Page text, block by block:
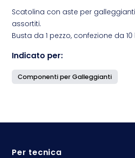
Scatolina con aste per
assortiti.
Busta da 1 pezzo, confezione da 10
Indicato per:
Componenti per Galleggianti
Per tecnica